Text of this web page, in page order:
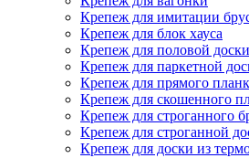
Крепеж для имитации
Крепеж для блок хауса
Крепеж для половой доски
Крепеж для паркетной
Крепеж для прямого
Крепеж для скошенного
Крепеж для строганного
Крепеж для строганной
Крепеж для доски из